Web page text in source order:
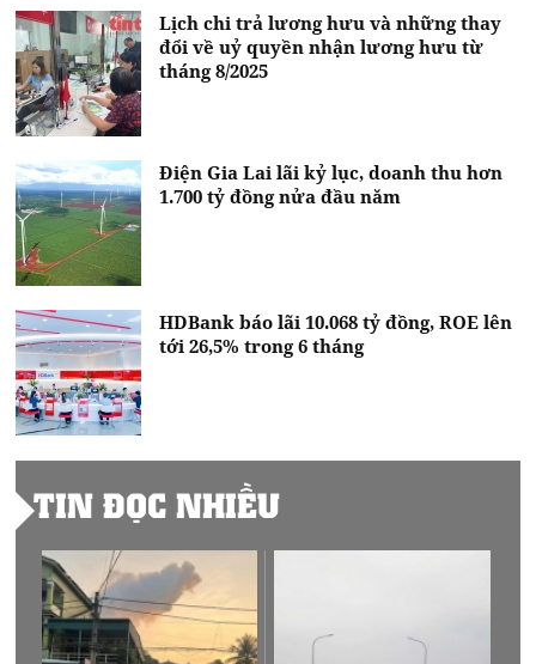
Lịch chi trả lương hưu và những thay
đổi về uỷ quyền nhận lương hưu từ
tháng 8/2025
Điện Gia Lai lãi kỷ lục, doanh thu hơn
1.700 tỷ đồng nửa đầu năm
HDBank báo lãi 10.068 tỷ đồng, ROE lên
tới 26,5% trong 6 tháng
TIN ĐỌC NHIỀU